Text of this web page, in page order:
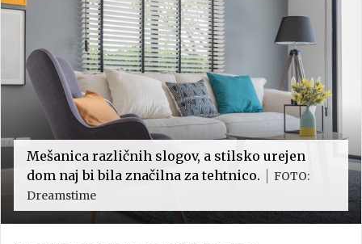
Mešanica različnih slogov, a stilsko urejen
dom naj bi bila značilna za tehtnico.
FOTO:
Dreamstime